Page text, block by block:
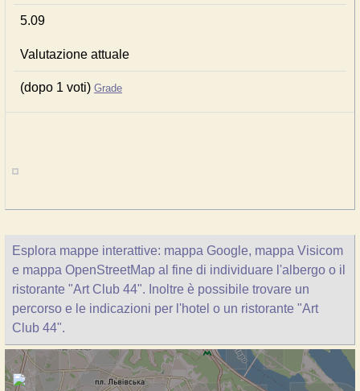
5.09
Valutazione attuale
(dopo 1 voti) Grade
Esplora mappe interattive: mappa Google, mappa Visicom
e mappa OpenStreetMap al fine di individuare l'albergo o il
ristorante "Art Club 44". Inoltre è possibile trovare un
percorso e le indicazioni per l'hotel o un ristorante "Art
Club 44".